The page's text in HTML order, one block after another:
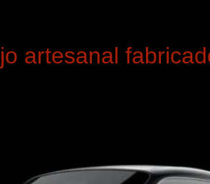
artesanal